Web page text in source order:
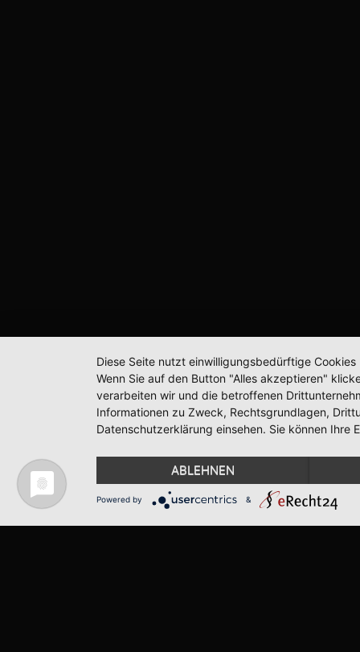
Diese Seite nutzt einwilligungsbedürftige
Wenn Sie auf den Button "Alles akzeptieren"
verarbeiten wir und die betroffenen
Informationen zu Zweck, Rechtsgrundlagen,
Datenschutzerklärung einsehen. Sie können Ihre
ABLEHNEN
Powered by &